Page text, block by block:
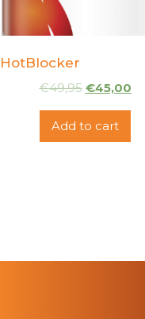
HotBlocker
€49,95 €45,00
Add to cart